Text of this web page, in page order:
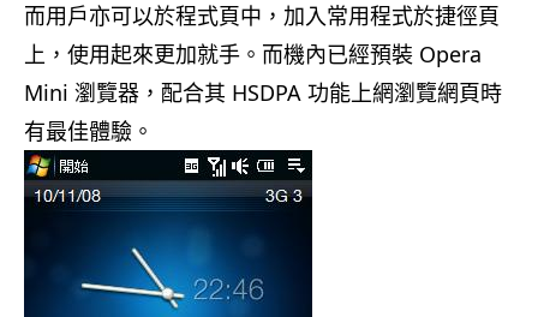
而用戶亦可以於程式頁中，加入常用程式於捷徑頁
上，使用起來更加就手。而機內已經預裝 Opera
Mini 瀏覽器，配合其 HSDPA 功能上網瀏覽網頁時
有最佳體驗。